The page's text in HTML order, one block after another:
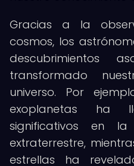
Gracias a la
cosmos, los
descubrimientos
transformado
universo. Por
exoplanetas ha
significativos en
extraterrestre,
estrellas ha